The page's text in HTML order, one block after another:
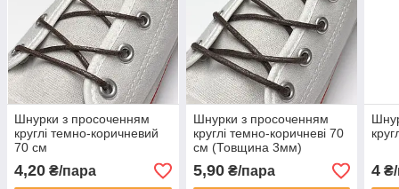
Шнурки з просоченням
круглі темно-коричневий
70 см
4,20 ₴/пара
Шнурки з просоченням
круглі темно-коричневі 70
см (Товщина 3мм)
5,90₴/пара 4